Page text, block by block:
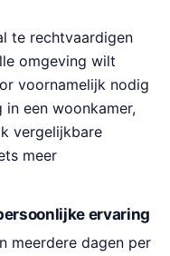
te rechtvaardigen
omgeving wilt
voornamelijk nodig
een woonkamer,
vergelijkbare
meer
ervaring
meerdere dagen per